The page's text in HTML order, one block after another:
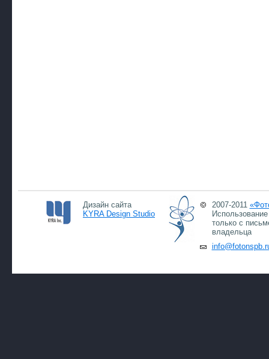
Дизайн сайта
KYRA Design Studio
2007-2011
только с
владельца